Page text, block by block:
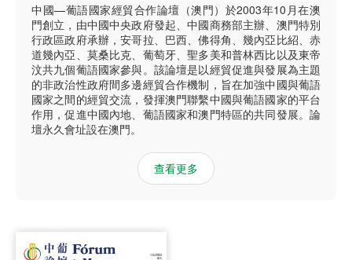
中國—葡語國家經貿合作論壇（澳門）於2003年10月在澳
門創立，由中國中央政府發起、中國商務部主辦、澳門特別
行政區政府承辦，安哥拉、巴西、佛得角、幾內亞比紹、赤
道幾內亞、莫桑比克、葡萄牙、聖多美和普林西比以及東帝
汶共九個葡語國家參與。該論壇是以經貿促進與發展為主題
的非政治性政府間多邊經貿合作機制，旨在加強中國與葡語
國家之間的經貿交流，發揮澳門聯繫中國與葡語國家的平台
作用，促進中國內地、葡語國家和澳門特區的共同發展。論
壇永久會址設在澳門。
查看更多